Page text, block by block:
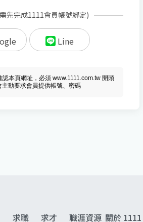
先完成1111會員帳號綁定)
Line
本頁網址，必須 www.1111.com.tw 開頭
主動要求會員提供帳號、密碼
求職 求才 職涯資源 關於 1111